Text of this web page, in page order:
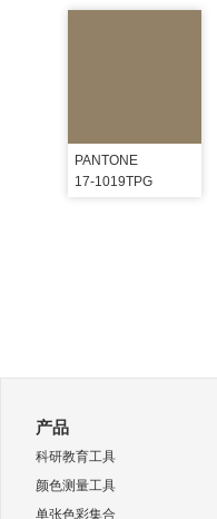
PANTONE
17-1019TPG
产品
科研教育工具
颜色测量工具
单张色彩集合